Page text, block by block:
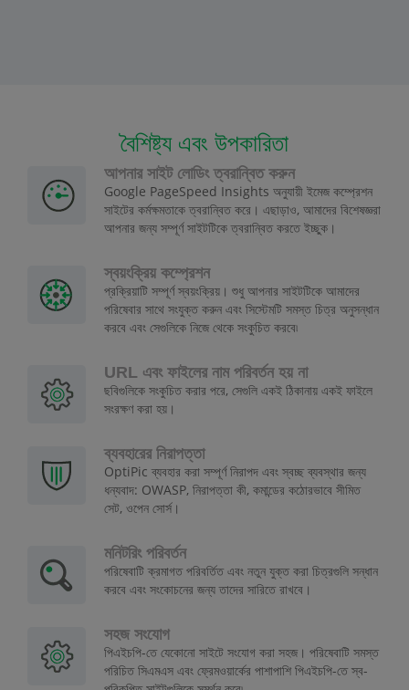
বৈশিষ্ট্য এবং উপকারিতা
আপনার সাইট লোডিং ত্বরান্বিত করুন
Google PageSpeed Insights অনুযায়ী ইমেজ কম্প্রেশন
সাইটের কর্মক্ষমতাকে ত্বরান্বিত করে। এছাড়াও, আমাদের বিশেষজ্ঞরা
আপনার জন্য সম্পূর্ণ সাইটটিকে ত্বরান্বিত করতে ইচ্ছুক।
স্বয়ংক্রিয় কম্প্রেশন
প্রক্রিয়াটি সম্পূর্ণ স্বয়ংক্রিয়। শুধু আপনার সাইটটিকে আমাদের
পরিষেবার সাথে সংযুক্ত করুন এবং সিস্টেমটি সমস্ত চিত্র অনুসন্ধান
করবে এবং সেগুলিকে নিজে থেকে সংকুচিত করবে৷
URL এবং ফাইলের নাম পরিবর্তন হয় না
ছবিগুলিকে সংকুচিত করার পরে, সেগুলি একই ঠিকানায় একই ফাইলে
সংরক্ষণ করা হয়।
ব্যবহারের নিরাপত্তা
OptiPic ব্যবহার করা সম্পূর্ণ নিরাপদ এবং স্বচ্ছ ব্যবস্থার জন্য
ধন্যবাদ: OWASP, নিরাপত্তা কী, কমান্ডের কঠোরভাবে সীমিত
সেট, ওপেন সোর্স।
মনিটরিং পরিবর্তন
পরিষেবাটি ক্রমাগত পরিবর্তিত এবং নতুন যুক্ত করা চিত্রগুলি সন্ধান
করবে এবং সংকোচনের জন্য তাদের সারিতে রাখবে।
সহজ সংযোগ
পিএইচপি-তে যেকোনো সাইটে সংযোগ করা সহজ। পরিষেবাটি সমস্ত
পরিচিত সিএমএস এবং ফ্রেমওয়ার্কের পাশাপাশি পিএইচপি-তে স্ব-